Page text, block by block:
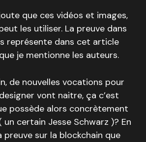
que ces vidéos et images,
les utiliser. La preuve dans
représente dans cet article
je mentionne les auteurs.
de nouvelles vocations pour
vont naitre, ça c’est
possède alors concrètement
certain Jesse Schwarz )? En
sur la blockchain que